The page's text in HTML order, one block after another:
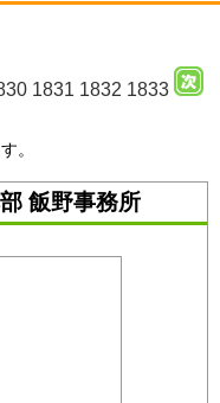
1831 1832 1833
。
飯野事務所